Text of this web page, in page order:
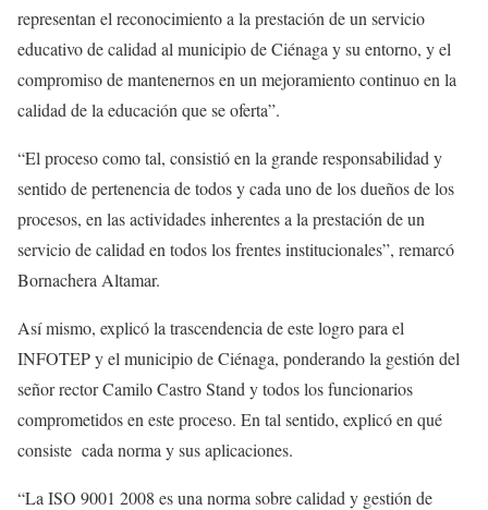
representan el reconocimiento a la prestación de un servicio
educativo de calidad al municipio de Ciénaga y su entorno, y el
compromiso de mantenernos en un mejoramiento continuo en la
calidad de la educación que se oferta”.
“El proceso como tal, consistió en la grande responsabilidad y
sentido de pertenencia de todos y cada uno de los dueños de los
procesos, en las actividades inherentes a la prestación de un
servicio de calidad en todos los frentes institucionales”, remarcó
Bornachera Altamar.
Así mismo, explicó la trascendencia de este logro para el
INFOTEP y el municipio de Ciénaga, ponderando la gestión del
señor rector Camilo Castro Stand y todos los funcionarios
comprometidos en este proceso. En tal sentido, explicó en qué
consiste cada norma y sus aplicaciones.
“La ISO 9001 2008 es una norma sobre calidad y gestión de